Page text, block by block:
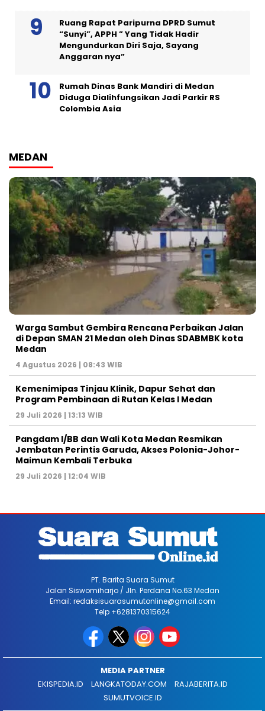
Ruang Rapat Paripurna DPRD Sumut
“Sunyi”, APPH ” Yang Tidak Hadir
Mengundurkan Diri Saja, Sayang
Anggaran nya”
Rumah Dinas Bank Mandiri di Medan
Diduga Dialihfungsikan Jadi Parkir RS
Colombia Asia
MEDAN
Warga Sambut Gembira Rencana Perbaikan Jalan
di Depan SMAN 21 Medan oleh Dinas SDABMBK kota
Medan
4 Agustus 2026 | 08:43 WIB
Kemenimipas Tinjau Klinik, Dapur Sehat dan
Program Pembinaan di Rutan Kelas I Medan
29 Juli 2026 | 13:13 WIB
Pangdam I/BB dan Wali Kota Medan Resmikan
Jembatan Perintis Garuda, Akses Polonia-Johor-
Maimun Kembali Terbuka
29 Juli 2026 | 12:04 WIB
PT. Barita Suara Sumut
Jalan Siswomiharjo / Jln. Perdana No.63 Medan
Email: redaksisuarasumutonline@gmail.com
Telp +6281370315624
MEDIA PARTNER
EKISPEDIA.ID
LANGKATODAY.COM
RAJABERITA.ID
SUMUTVOICE.ID